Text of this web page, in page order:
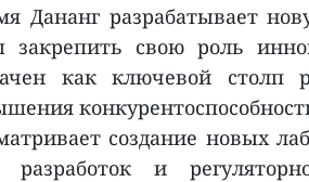
Дананг разрабатывает
закрепить свою роль
как ключевой столп
создание новых
разработок и